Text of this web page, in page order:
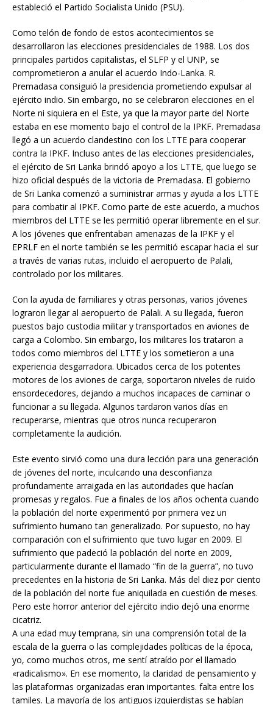
estableció el Partido Socialista Unido (PSU).
Como telón de fondo de estos acontecimientos se
desarrollaron las elecciones presidenciales de 1988. Los dos
principales partidos capitalistas, el SLFP y el UNP, se
comprometieron a anular el acuerdo Indo-Lanka. R.
Premadasa consiguió la presidencia prometiendo expulsar al
ejército indio. Sin embargo, no se celebraron elecciones en el
Norte ni siquiera en el Este, ya que la mayor parte del Norte
estaba en ese momento bajo el control de la IPKF. Premadasa
llegó a un acuerdo clandestino con los LTTE para cooperar
contra la IPKF. Incluso antes de las elecciones presidenciales,
el ejército de Sri Lanka brindó apoyo a los LTTE, que luego se
hizo oficial después de la victoria de Premadasa. El gobierno
de Sri Lanka comenzó a suministrar armas y ayuda a los LTTE
para combatir al IPKF. Como parte de este acuerdo, a muchos
miembros del LTTE se les permitió operar libremente en el sur.
A los jóvenes que enfrentaban amenazas de la IPKF y el
EPRLF en el norte también se les permitió escapar hacia el sur
a través de varias rutas, incluido el aeropuerto de Palali,
controlado por los militares.
Con la ayuda de familiares y otras personas, varios jóvenes
lograron llegar al aeropuerto de Palali. A su llegada, fueron
puestos bajo custodia militar y transportados en aviones de
carga a Colombo. Sin embargo, los militares los trataron a
todos como miembros del LTTE y los sometieron a una
experiencia desgarradora. Ubicados cerca de los potentes
motores de los aviones de carga, soportaron niveles de ruido
ensordecedores, dejando a muchos incapaces de caminar o
funcionar a su llegada. Algunos tardaron varios días en
recuperarse, mientras que otros nunca recuperaron
completamente la audición.
Este evento sirvió como una dura lección para una generación
de jóvenes del norte, inculcando una desconfianza
profundamente arraigada en las autoridades que hacían
promesas y regalos. Fue a finales de los años ochenta cuando
la población del norte experimentó por primera vez un
sufrimiento humano tan generalizado. Por supuesto, no hay
comparación con el sufrimiento que tuvo lugar en 2009. El
sufrimiento que padeció la población del norte en 2009,
particularmente durante el llamado “fin de la guerra”, no tuvo
precedentes en la historia de Sri Lanka. Más del diez por ciento
de la población del norte fue aniquilada en cuestión de meses.
Pero este horror anterior del ejército indio dejó una enorme
cicatriz.
A una edad muy temprana, sin una comprensión total de la
escala de la guerra o las complejidades políticas de la época,
yo, como muchos otros, me sentí atraído por el llamado
«radicalismo». En ese momento, la claridad de pensamiento y
las plataformas organizadas eran importantes. falta entre los
tamiles. La mayoría de los antiguos izquierdistas se habían